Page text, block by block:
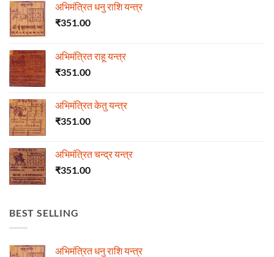
अभिमंत्रित धनु राशि यन्त्र
₹351.00
अभिमंत्रित राहू यन्त्र
₹351.00
अभिमंत्रित केतु यन्त्र
₹351.00
अभिमंत्रित चन्द्र यन्त्र
₹351.00
BEST SELLING
अभिमंत्रित धनु राशि यन्त्र